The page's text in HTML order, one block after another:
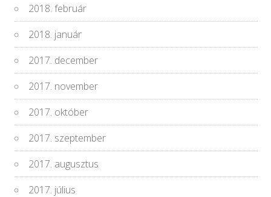
2018. február
2018. január
2017. december
2017. november
2017. október
2017. szeptember
2017. augusztus
2017. július